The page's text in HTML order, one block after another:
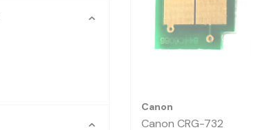
Canon
Canon CRG-732